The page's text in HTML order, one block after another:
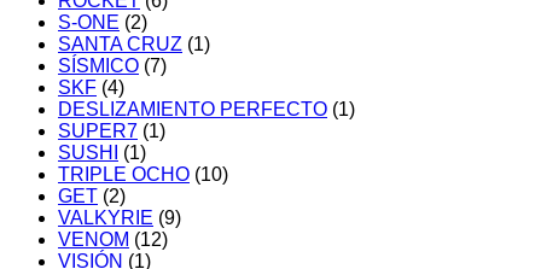
S-ONE (2)
SANTA CRUZ (1)
SÍSMICO (7)
SKF (4)
DESLIZAMIENTO PERFECTO (1)
SUPER7 (1)
SUSHI
(1)
TRIPLE OCHO (10)
GET (2)
VALKYRIE (9)
VENOM (12)
VISIÓN (1)